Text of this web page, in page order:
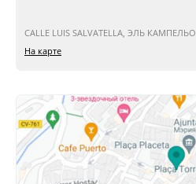
CALLE LUIS SALVATELLA, ЭЛЬ КАМПЕЛЬО
На карте